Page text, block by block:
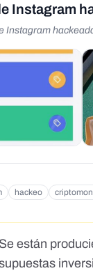
Instagram
Instagram
hackeo
Se están